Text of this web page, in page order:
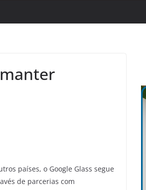
países, o Google Glass segue
de parcerias com